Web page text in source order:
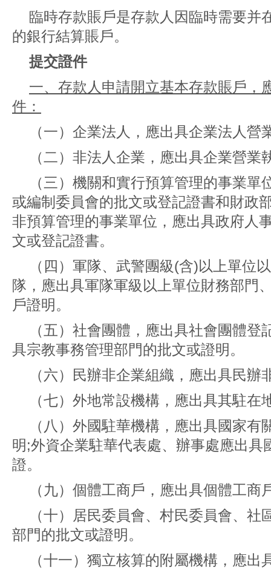
臨時存款賬戶是存款人因臨時需要并
的銀行結算賬戶。
提交證件
一、存款人申請開立基本存款賬戶，
件：
（一）企業法人，應出具企業法人營
（二）非法人企業，應出具企業營業
（三）機關和實行預算管理的事業
或編制委員會的批文或登記證書和財政
非預算管理的事業單位，應出具政府人
文或登記證書。
（四）軍隊、武警團級(含)以上單位
隊，應出具軍隊軍級以上單位財務部門
戶證明。
（五）社會團體，應出具社會團體
具宗教事務管理部門的批文或證明。
（六）民辦非企業組織，應出具民辦
（七）外地常設機構，應出具其駐
（八）外國駐華機構，應出具國家有
明;外資企業駐華代表處、辦事處應出具
證。
（九）個體工商戶，應出具個體工商
（十）居民委員會、村民委員會、
部門的批文或證明。
（十一）獨立核算的附屬機構，應